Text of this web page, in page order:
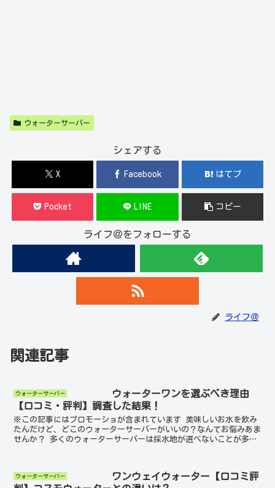
ウォーターサーバー
シェアする
X Facebook はてブ
Pocket LINE コピー
ライフ＠をフォローする
ライフ＠
関連記事
ウォーターサーバー
ウォーターワンを選ぶべき理由
【口コミ・評判】調査した結果！
※この記事にはプロモーショが含まれています 美味しいお水を飲み
たんだけど、どこのウォーターサーバーがいいの？なんてお悩みあま
せんか？ 多くのウォーターサーバーは採水地が選べないことが多
ウォーターサーバー
ワンウェイウォーター【口コミ評